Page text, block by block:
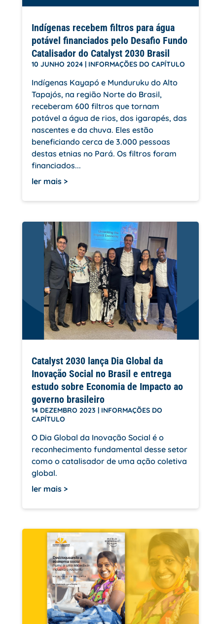
Indígenas recebem filtros para água
potável financiados pelo Desafio Fundo
Catalisador do Catalyst 2030 Brasil
10 JUNHO 2024| INFORMAÇÕES DO CAPÍTULO
Indígenas Kayapó e Munduruku do Alto
Tapajós, na região Norte do Brasil,
receberam 600 filtros que tornam
potável a água de rios, dos igarapés, das
nascentes e da chuva. Eles estão
beneficiando cerca de 3.000 pessoas
destas etnias no Pará. Os filtros foram
financiados...
ler mais
Catalyst 2030 lança Dia Global da
Inovação Social no Brasil e entrega
estudo sobre Economia de Impacto ao
governo brasileiro
14 DEZEMBRO 2023 | INFORMAÇÕES DO
CAPÍTULO
O Dia Global da Inovação Social é o
reconhecimento fundamental desse setor
como o catalisador de uma ação coletiva
global.
ler mais